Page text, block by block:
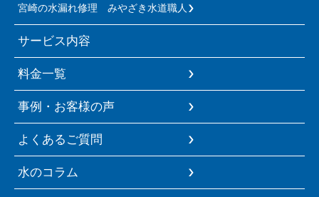
宮崎の水漏れ修理 みやざき水道職人
サービス内容
料金一覧
事例・お客様の声
よくあるご質問
水のコラム